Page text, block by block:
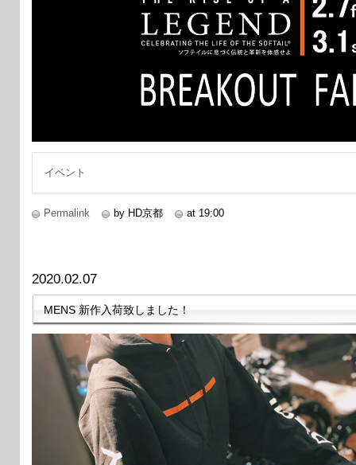
イベント
Permalink by HD京都 at 19:00
2020.02.07
MENS 新作入荷致しました！